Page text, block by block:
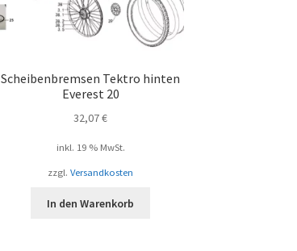
Scheibenbremsen Tektro hinten
Everest 20
32,07€
inkl. 19 % MwSt.
zzgl.Versandkosten
In den Warenkorb